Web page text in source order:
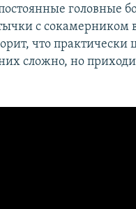
головные
с сокамерником
что практически
сложно, но